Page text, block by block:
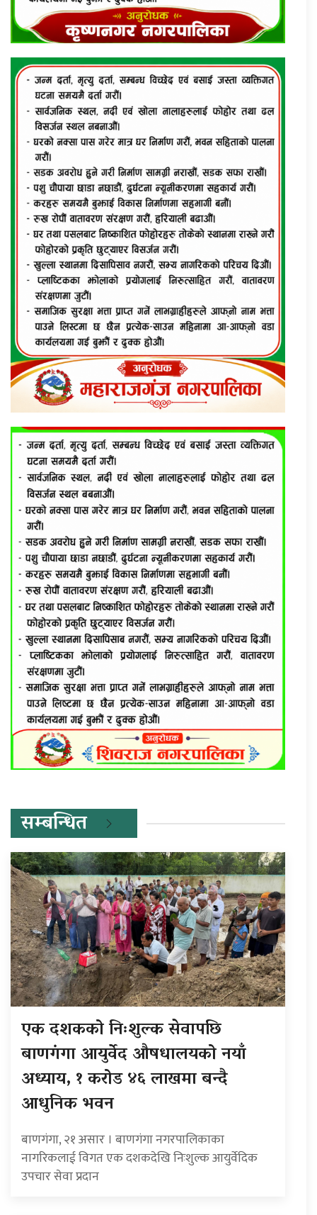
सम्बन्धित
एक दशकको निःशुल्क सेवापछि
बाणगंगा आयुर्वेद औषधालयको नयाँ
अध्याय, १ करोड ४६ लाखमा बन्दै
आधुनिक भवन
बाणगंगा, २१ असार । बाणगंगा नगरपालिकाका
नागरिकलाई विगत एक दशकदेखि निःशुल्क आयुर्वेदिक
उपचार सेवा प्रदान